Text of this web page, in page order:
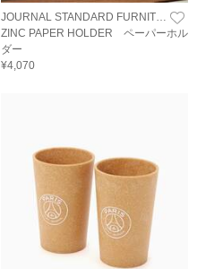
ZINC PAPER HOLDER ペーパーホル
ダー
¥4,070